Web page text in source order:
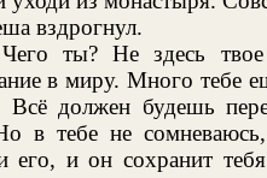
вздрогнул.
ты? Не здесь твое
в миру. Много тебе
Всё должен будешь
в тебе не
его, и он сохранит